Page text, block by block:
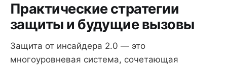
Практические стратегии
защиты и будущие вызовы
Защита от инсайдера 2.0 — это
многоуровневая система, сочетающая